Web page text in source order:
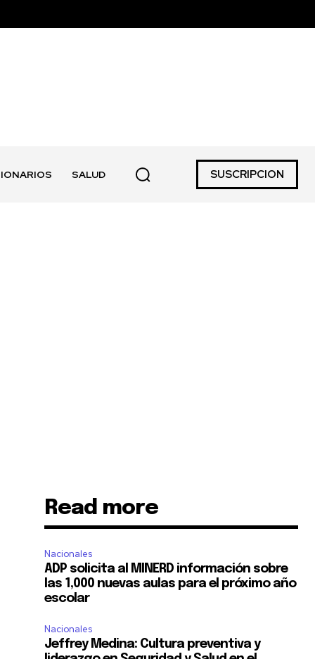
SALUD SUSCRIPCION
Read more
Nacionales
ADP solicita al MINERD información sobre
las 1,000 nuevas aulas para el próximo año
escolar
Nacionales
Jeffrey Medina: Cultura preventiva y